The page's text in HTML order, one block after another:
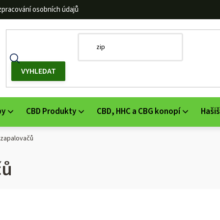
osobních údajů
CBD Produkty CBD, HHC a CBG konopí Hašiš